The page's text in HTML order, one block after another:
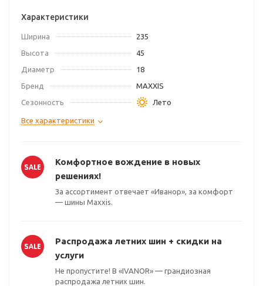
недели
раз в 2 недели
Характеристики
Ширина
235
Высота
45
Диаметр
18
Бренд
MAXXIS
Сезонность
Лето
Все характеристики
Комфортное вождение в новых
решениях!
За ассортимент отвечает «Иванор», за комфорт
— шины Maxxis.
Распродажа летних шин + скидки на
услуги
Не пропустите! В «IVANOR» — грандиозная
распродажа летних шин.